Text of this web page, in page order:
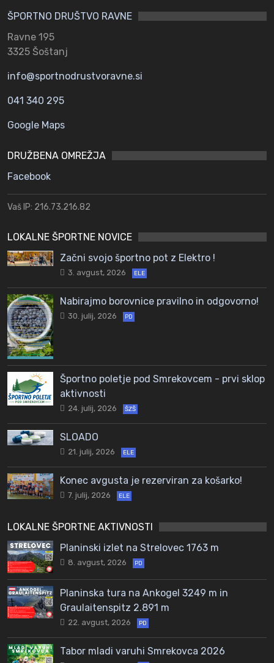
ŠPORTNO DRUŠTVO RAVNE
Ravne 195
3325 Šoštanj
info@sportnodrustvoravne.si
041 340 295
Google Maps
DRUŽBENA OMREŽJA
Facebook
Vaš IP: 216.73.216.82
LOKALNE ŠPORTNE NOVICE
Začni svojo športno pot z Elektro !
3. avgust, 2026 ELE
Nabirajmo borovnice pravilno in odgovorno!
30. julij, 2026 PD
Športno poletje pod Smrekovcem - prvi sklop
aktivnosti
24. julij, 2026 ŠZŠ
SLOADO
21. julij, 2026 ELE
Konec avgusta je rezerviran za košarko!
7. julij, 2026 ELE
LOKALNE ŠPORTNE AKTIVNOSTI
Planinski izlet na Strelovec 1763 m
8. avgust, 2026 PD
Planinska tura na Ankogel 3249 m in
Graulaitenspitz 2.891 m
22. avgust, 2026 PD
Tabor mladi varuhi Smrekovca 2026